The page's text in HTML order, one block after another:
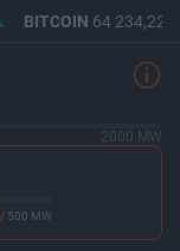
BITCOIN 64 234,22
2000 MW
/ 500 MW